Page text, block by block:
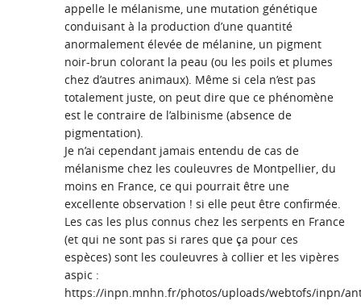
appelle le mélanisme, une mutation génétique
conduisant à la production d’une quantité
anormalement élevée de mélanine, un pigment
noir-brun colorant la peau (ou les poils et plumes
chez d’autres animaux). Même si cela n’est pas
totalement juste, on peut dire que ce phénomène
est le contraire de l’albinisme (absence de
pigmentation).
Je n’ai cependant jamais entendu de cas de
mélanisme chez les couleuvres de Montpellier, du
moins en France, ce qui pourrait être une
excellente observation ! si elle peut être confirmée.
Les cas les plus connus chez les serpents en France
(et qui ne sont pas si rares que ça pour ces
espèces) sont les couleuvres à collier et les vipères
aspic :
https://inpn.mnhn.fr/photos/uploads/webtofs/inpn/